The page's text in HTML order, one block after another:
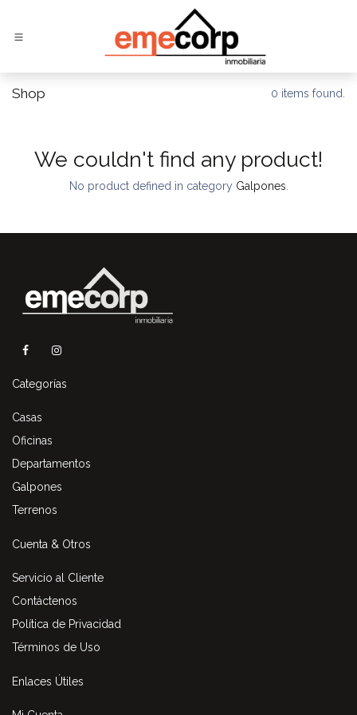
Shop 0 items found.
We couldn't find any product!
No product defined in category Galpones
Categorías
Casas
Oficinas
Departamentos
Galpones
Terrenos
Cuenta & Otros
Servicio al Cliente
Contáctenos
Política de Privacidad
Términos de Uso
Enlaces Útiles